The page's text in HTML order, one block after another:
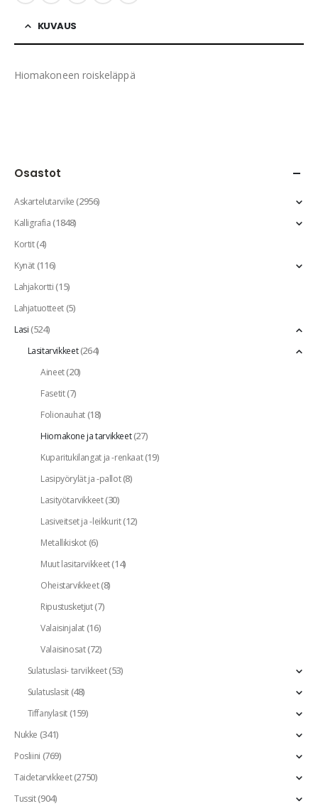
KUVAUS
Hiomakoneen roiskeläppä
Osastot
Askartelutarvike(2956)
Kalligrafia(1848)
Kortit(4)
Kynät(116)
Lahjakortti(15)
Lahjatuotteet(5)
Lasi(524)
Lasitarvikkeet(264)
Aineet(20)
Fasetit(7)
Folionauhat(18)
Hiomakone ja tarvikkeet(27)
Kuparitukilangat ja -renkaat(19)
Lasipyörylät ja -pallot(8)
Lasityötarvikkeet(30)
Lasiveitset ja -leikkurit(12)
Metallikiskot(6)
Muut lasitarvikkeet(14)
Oheistarvikkeet(8)
Ripustusketjut(7)
Valaisinjalat(16)
Valaisinosat(72)
Sulatuslasi- tarvikkeet(53)
Sulatuslasit(48)
Tiffanylasit(159)
Nukke (341)
Posliini (769)
Taidetarvikkeet(2750)
Tussit(904)